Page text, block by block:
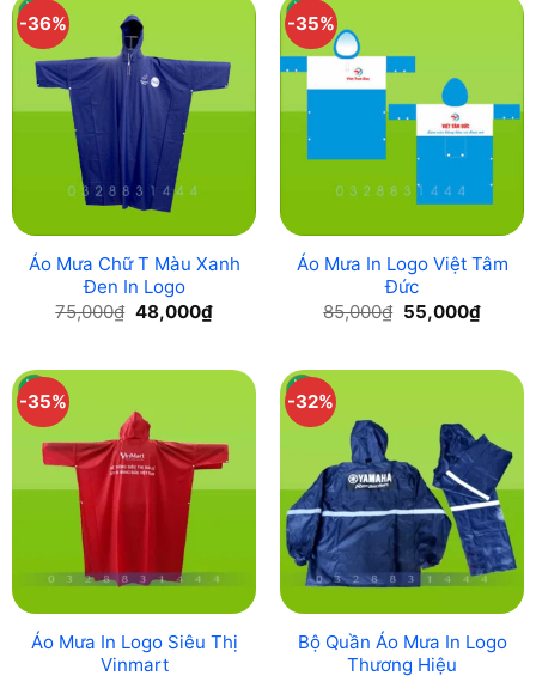
-36%
Áo Mưa Chữ T Màu Xanh
Đen In Logo
75,000₫ Original
price
75,000₫.
48,000₫Current
price
48,000₫.
-35%
Áo Mưa In Logo Việt Tâm
Đức
85,000₫ Original
price
85,000₫.
55,000₫
price
-35%
Áo Mưa In Logo Siêu Thị
Vinmart
-32%
Bộ Quần Áo Mưa In Logo
Thương Hiệu